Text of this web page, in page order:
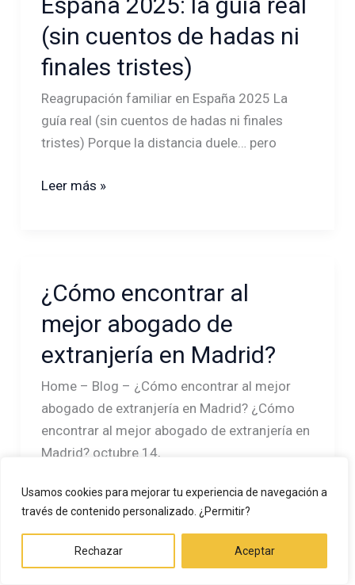
Usamos cookies para mejorar tu experiencia de navegación a
través de contenido personalizado. ¿Permitir?
Rechazar Aceptar
(sin cuentos de hadas ni
finales tristes)
Reagrupación familiar en España 2025 La
guía real (sin cuentos de hadas ni finales
tristes) Porque la distancia duele… pero
en
España
2025:
la
guía
real
(sin
de
tristes)
Leer más »
¿Cómo encontrar al
mejor abogado de
extranjería en Madrid?
Home – Blog – ¿Cómo encontrar al mejor
abogado de extranjería en Madrid? ¿Cómo
encontrar al mejor abogado de extranjería en
Madrid? octubre 14,
¿Cómo
encontrar
al
mejor
extranjería
Leer más »